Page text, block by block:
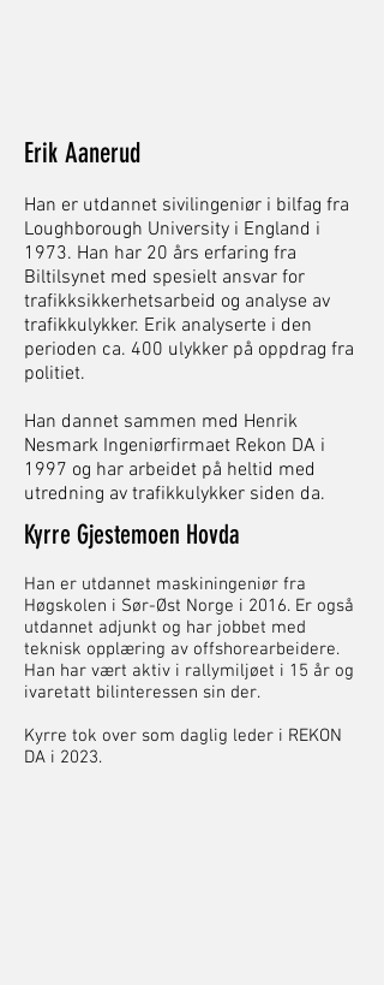
Erik Aanerud
Han er utdannet sivilingeniør i bilfag fra
Loughborough University i England i
1973. Han har 20 års erfaring fra
Biltilsynet med spesielt ansvar for
trafikksikkerhetsarbeid og analyse av
trafikkulykker. Erik analyserte i den
perioden ca. 400 ulykker på oppdrag fra
politiet.
Han dannet sammen med Henrik
Nesmark Ingeniørfirmaet Rekon DA i
1997 og har arbeidet på heltid med
utredning av trafikkulykker siden da.
Kyrre Gjestemoen Hovda
Han er utdannet maskiningeniør fra
Høgskolen i Sør-Øst Norge i 2016. Er også
utdannet adjunkt og har jobbet med
teknisk opplæring av offshorearbeidere.
Han har vært aktiv i rallymiljøet i 15 år og
ivaretatt bilinteressen sin der.
Kyrre tok over som daglig leder i REKON
DA i 2023.